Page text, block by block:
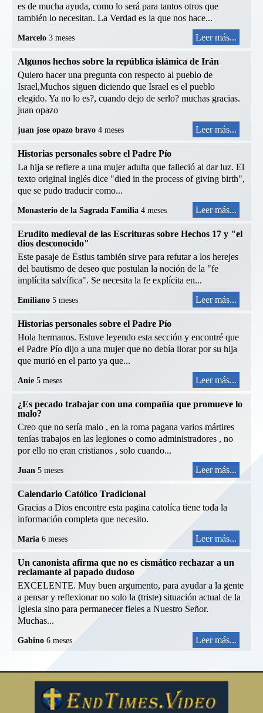
es de mucha ayuda, como lo será para tantos otros que
también lo necesitan. La Verdad es la que nos hace...
Marcelo 3 meses Leer más...
Algunos hechos sobre la república islámica de Irán
Quiero hacer una pregunta con respecto al pueblo de
Israel,Muchos siguen diciendo que Israel es el pueblo
elegido. Ya no lo es?, cuando dejo de serlo? muchas gracias.
juan opazo
juan jose opazo bravo 4 meses Leer más...
Historias personales sobre el Padre Pío
La hija se refiere a una mujer adulta que falleció al dar luz. El
texto original inglés dice "died in the process of giving birth",
que se pudo traducir como...
Monasterio de la Sagrada Familia 4 meses Leer más...
Erudito medieval de las Escrituras sobre Hechos 17 y "el
dios desconocido"
Este pasaje de Estius también sirve para refutar a los herejes
del bautismo de deseo que postulan la noción de la "fe
implícita salvífica". Se necesita la fe explícita en...
Emiliano 5 meses Leer más...
Historias personales sobre el Padre Pío
Hola hermanos. Estuve leyendo esta sección y encontré que
el Padre Pío dijo a una mujer que no debía llorar por su hija
que murió en el parto ya que...
Anie 5 meses Leer más...
¿Es pecado trabajar con una compañía que promueve lo
malo?
Creo que no sería malo , en la roma pagana varios mártires
tenías trabajos en las legiones o como administradores , no
por ello no eran cristianos , solo cuando...
Juan 5 meses Leer más...
Calendario Católico Tradicional
Gracias a Dios encontre esta pagina catolíca tiene toda la
información completa que necesito.
Maria 6 meses Leer más...
Un canonista afirma que no es cismático rechazar a un
reclamante al papado dudoso
EXCELENTE. Muy buen argumento, para ayudar a la gente
a pensar y reflexionar no solo la (triste) situación actual de la
Iglesia sino para permanecer fieles a Nuestro Señor.
Muchas...
Gabino 6 meses Leer más...